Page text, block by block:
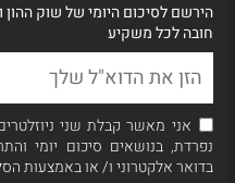
הירשם לסיכום היומי של שוק ההון
חובה לכל משקיע
אני מאשר קבלת שני
נפרדת, בנושאים סיכום יומי
בדואר אלקטרוני ו/ או באמצעות